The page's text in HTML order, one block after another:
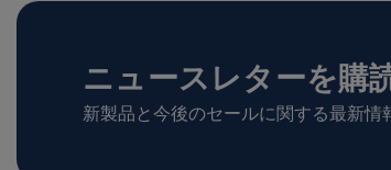
ニュースレターを購
新製品と今後のセールに関する最新情